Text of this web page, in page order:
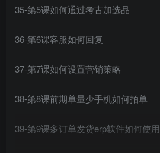
35-第5课如何通过考古加选品
36-第6课客服如何回复
37-第7课如何设置营销策略
38-第8课前期单量少手机如何拍单
39-第9课多订单发货erp软件如何使用